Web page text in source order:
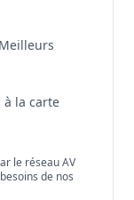
la carte
le réseau AV
de nos